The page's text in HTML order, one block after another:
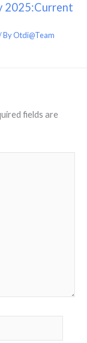
2025:Current
ByOtdi@Team
fields are